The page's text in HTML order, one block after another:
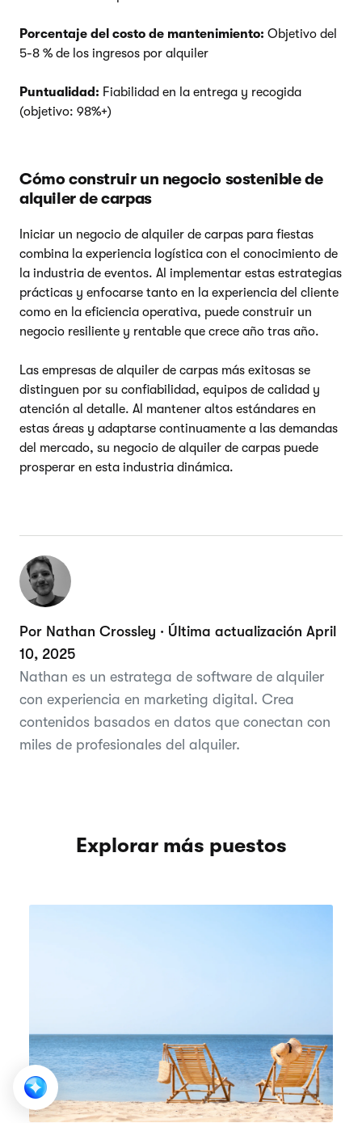
Porcentaje del costo de mantenimiento: Objetivo del
5-8 % de los ingresos por alquiler
Puntualidad: Fiabilidad en la entrega y recogida
(objetivo: 98%+)
Cómo construir un negocio sostenible de
alquiler de carpas
Iniciar un negocio de alquiler de carpas para fiestas
combina la experiencia logística con el conocimiento de
la industria de eventos. Al implementar estas estrategias
prácticas y enfocarse tanto en la experiencia del cliente
como en la eficiencia operativa, puede construir un
negocio resiliente y rentable que crece año tras año.
Las empresas de alquiler de carpas más exitosas se
distinguen por su confiabilidad, equipos de calidad y
atención al detalle. Al mantener altos estándares en
estas áreas y adaptarse continuamente a las demandas
del mercado, su negocio de alquiler de carpas puede
prosperar en esta industria dinámica.
Por Nathan Crossley · Última actualización April
10, 2025
Nathan es un estratega de software de alquiler
con experiencia en marketing digital. Crea
contenidos basados en datos que conectan con
miles de profesionales del alquiler.
Explorar más puestos